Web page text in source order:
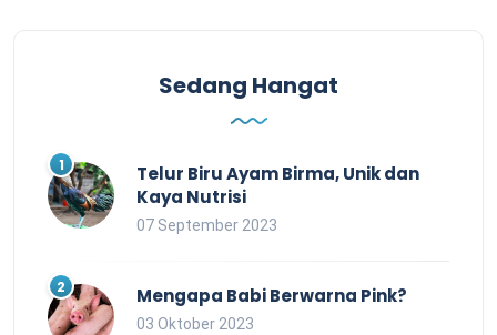
Sedang Hangat
Telur Biru Ayam Birma, Unik dan
Kaya Nutrisi
07 September 2023
Mengapa Babi Berwarna Pink?
03 Oktober 2023